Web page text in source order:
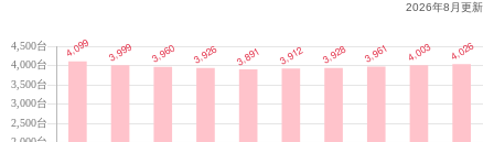
2026年8月更新